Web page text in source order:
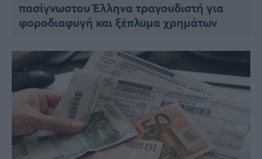
πασίγνωστου Έλληνα τραγουδιστή για
φοροδιαφυγή και ξέπλυμα χρημάτων